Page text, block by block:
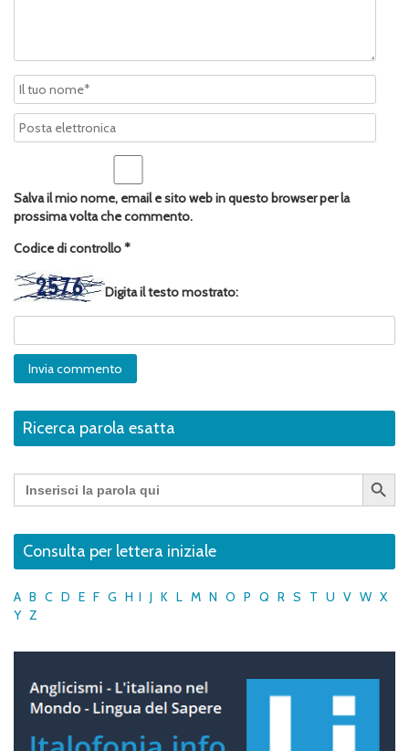
Salva il mio nome, email e sito web in questo browser per la
prossima volta che commento.
Codice di controllo*
Digita il testo mostrato:
Ricerca parola esatta
Search
for:
Search Button
Consulta per lettera iniziale
A B C D E F G H I J K L M N O P Q R S T U V W X
Y Z